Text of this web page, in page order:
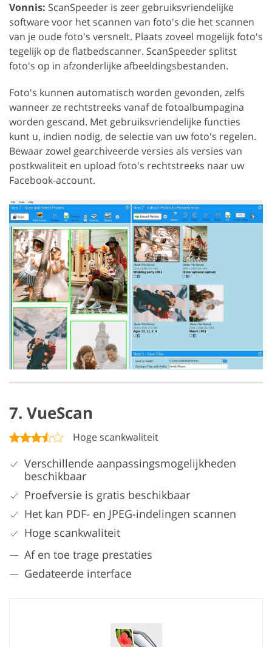
Vonnis: ScanSpeeder is zeer gebruiksvriendelijke
software voor het scannen van foto's die het scannen
van je oude foto's versnelt. Plaats zoveel mogelijk foto's
tegelijk op de flatbedscanner. ScanSpeeder splitst
foto's op in afzonderlijke afbeeldingsbestanden.
Foto's kunnen automatisch worden gevonden, zelfs
wanneer ze rechtstreeks vanaf de fotoalbumpagina
worden gescand. Met gebruiksvriendelijke functies
kunt u, indien nodig, de selectie van uw foto's regelen.
Bewaar zowel gearchiveerde versies als versies van
postkwaliteit en upload foto's rechtstreeks naar uw
Facebook-account.
7. VueScan
Hoge scankwaliteit
Verschillende aanpassingsmogelijkheden
beschikbaar
Proefversie is gratis beschikbaar
Het kan PDF- en JPEG-indelingen scannen
Hoge scankwaliteit
Af en toe trage prestaties
Gedateerde interface